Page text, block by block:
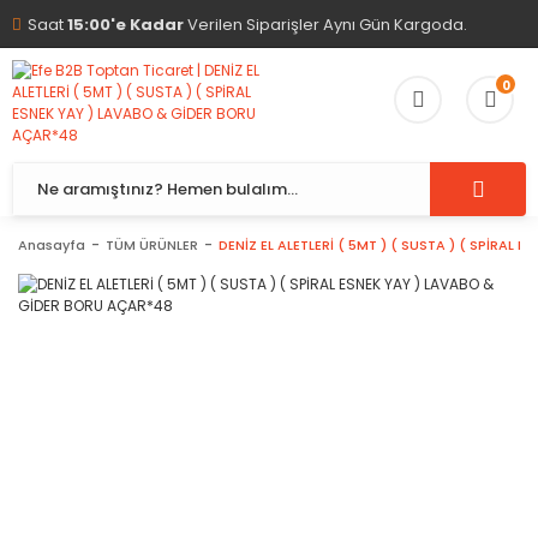
Saat15:00'e KadarVerilen Siparişler Aynı Gün Kargoda.
0
Anasayfa TÜM ÜRÜNLER DENİZ EL ALETLERİ ( 5MT ) ( SUSTA ) ( SPİRAL